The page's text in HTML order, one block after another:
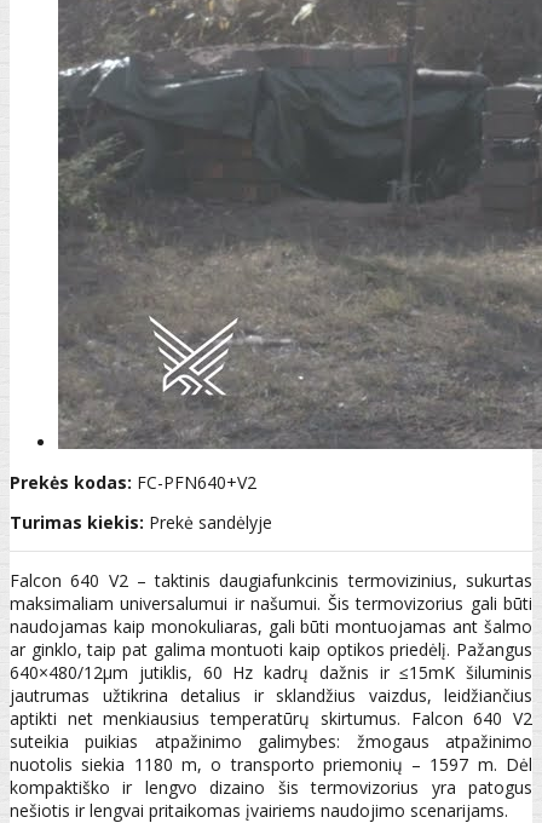
Prekės kodas: FC-PFN640+V2
Turimas kiekis: Prekė sandėlyje
Falcon 640 V2 – taktinis daugiafunkcinis termovizinius, sukurtas
maksimaliam universalumui ir našumui. Šis termovizorius gali būti
naudojamas kaip monokuliaras, gali būti montuojamas ant šalmo
ar ginklo, taip pat galima montuoti kaip optikos priedėlį. Pažangus
640×480/12μm jutiklis, 60 Hz kadrų dažnis ir ≤15mK šiluminis
jautrumas užtikrina detalius ir sklandžius vaizdus, leidžiančius
aptikti net menkiausius temperatūrų skirtumus. Falcon 640 V2
suteikia puikias atpažinimo galimybes: žmogaus atpažinimo
nuotolis siekia 1180 m, o transporto priemonių – 1597 m. Dėl
kompaktiško ir lengvo dizaino šis termovizorius yra patogus
nešiotis ir lengvai pritaikomas įvairiems naudojimo scenarijams.